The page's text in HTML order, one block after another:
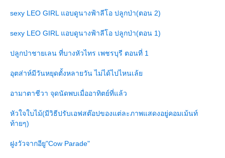
sexy LEO GIRL แอบดูนางฟ้าลีโอ ปลูกป่า(ตอน 2)
sexy LEO GIRL แอบดูนางฟ้าลีโอ ปลูกป่า(ตอน 1)
ปลูกป่าชายเลน ที่บางหัวไทร เพชรบุรี ตอนที่ 1
อุตส่าห์มีวันหยุดตั้งหลายวัน ไม่ได้ไปไหนเล้
อามาตาชีวา จุดนัดพบเมื่ออาทิตย์ที่แล้ว
หัวใจใบไม้(มีวิธีปรับเอฟสต๊อปของแต่ละภาพแสดงอยู่คอมเม้นท์
ท้ายๆ)
ฝูงวัวจากอียู"Cow Parade"